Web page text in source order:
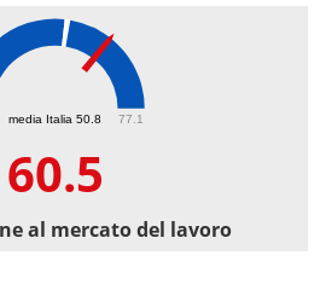
media Italia 50.8 77.1
60.5
al mercato del lavoro